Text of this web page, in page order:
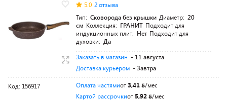
5.0 2 отзыва
Тип: Сковорода без крышки Диаметр: 20
см Коллекция: ГРАНИТ Подходит для
индукционных плит: Нет Подходит для
духовки: Да
Заказать в магазин - 11 августа
Доставка курьером - Завтра
Код: 156917 Оплата частямиот3,41
/мес
Картой рассрочкиот 5,92 /мес